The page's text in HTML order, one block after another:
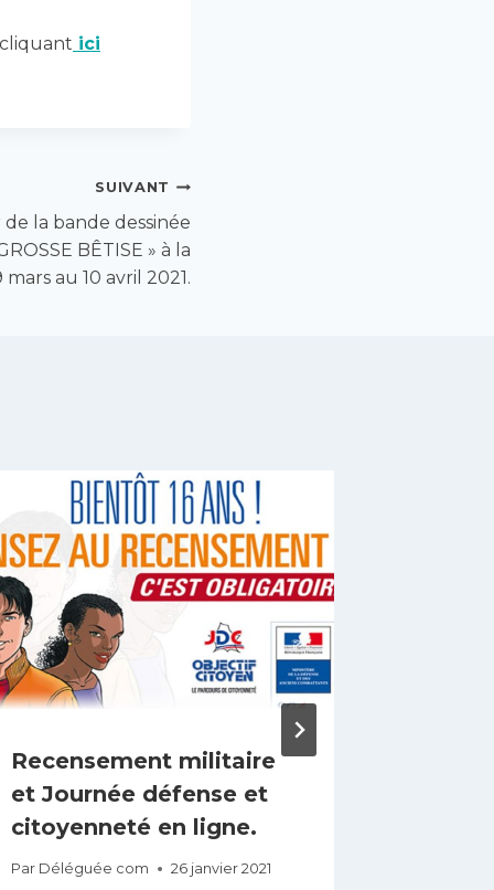
ici
SUIVANT
la bande dessinée
BÊTISE » à la
au 10 avril 2021.
Recensement militaire
et Journée défense et
citoyenneté en ligne.
Par Déléguée com 26 janvier 2021